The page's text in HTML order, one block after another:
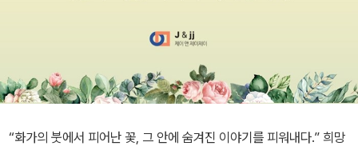
“화가의 붓에서 피어난 꽃, 그 안에 숨겨진 이야기를 피워내다.” 희망